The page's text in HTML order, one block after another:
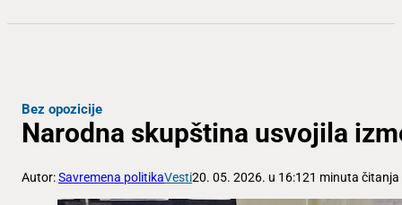
Bez opozicije
Narodna skupština usvojila
Autor:Savremena politikaVesti20. 05. 2026. u 16:121 minuta čitanja